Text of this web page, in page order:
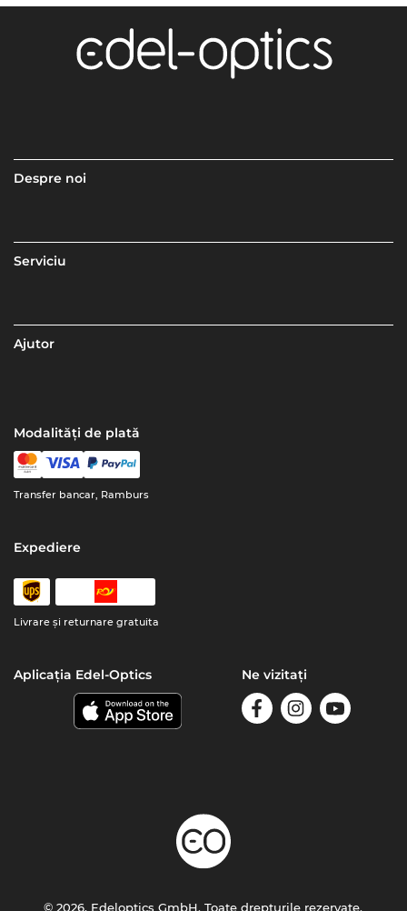
Despre noi
Serviciu
Ajutor
Modalități de plată
Transfer bancar, Ramburs
Expediere
Livrare şi returnare gratuita
Aplicația Edel-Optics Ne vizitați
© 2026, Edeloptics GmbH. Toate drepturile rezervate.